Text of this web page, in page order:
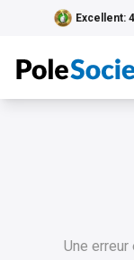
Excellent:
Une